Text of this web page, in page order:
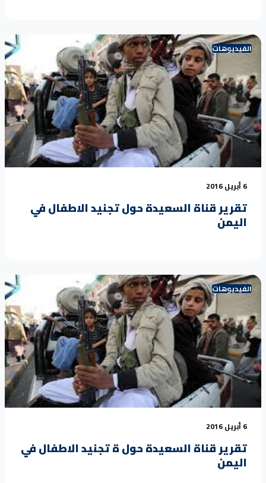
الفيديوهات
6 أبريل 2016
تقرير قناة السعيدة حول تجنيد الاطفال في
اليمن
الفيديوهات
6 أبريل 2016
تقرير قناة السعيدة حول ة تجنيد الاطفال في
اليمن